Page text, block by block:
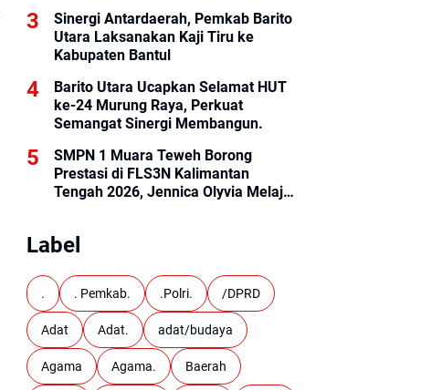
Sinergi Antardaerah, Pemkab Barito
Utara Laksanakan Kaji Tiru ke
Kabupaten Bantul
Barito Utara Ucapkan Selamat HUT
ke-24 Murung Raya, Perkuat
Semangat Sinergi Membangun.
SMPN 1 Muara Teweh Borong
Prestasi di FLS3N Kalimantan
Tengah 2026, Jennica Olyvia Melaju
Label
. . Pemkab. .Polri. /DPRD
Adat Adat. adat/budaya
Agama Agama. Baerah